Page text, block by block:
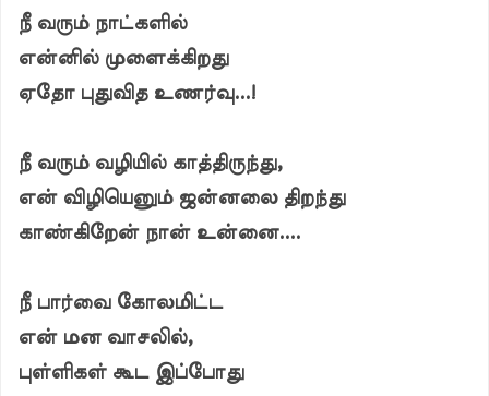
நீ வரும் நாட்களில்
என்னில் முளைக்கிறது
ஏதோ புதுவித உணர்வு...!
நீ வரும் வழியில் காத்திருந்து,
என் விழியெனும் ஜன்னலை திறந்து
காண்கிறேன் நான் உன்னை....
நீ பார்வை கோலமிட்ட
என் மன வாசலில்,
புள்ளிகள் கூட இப்போது